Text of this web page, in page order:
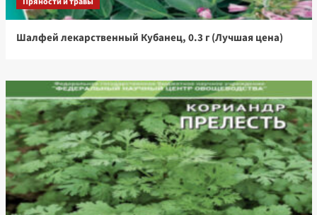
Шалфей лекарственный Кубанец, 0.3 г (Лучшая цена)